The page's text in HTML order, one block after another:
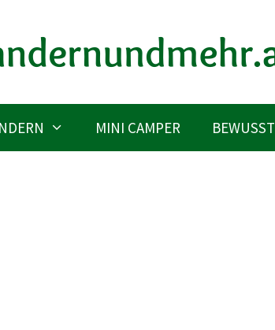
MINI CAMPER